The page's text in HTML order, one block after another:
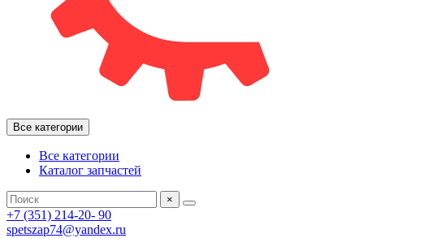
Все категории
Все категории
Каталог запчастей
×
+7 (351) 214-20- 90
spetszap74@yandex.ru